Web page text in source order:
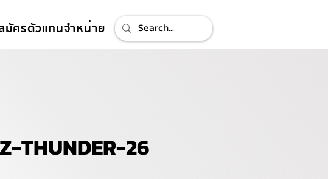
มัครตัวแทนจำหน่าย
THUNDER-26